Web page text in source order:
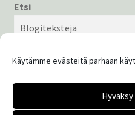
Käytämme evästeitä parhaan
Etsi
© Bedaprint 2026